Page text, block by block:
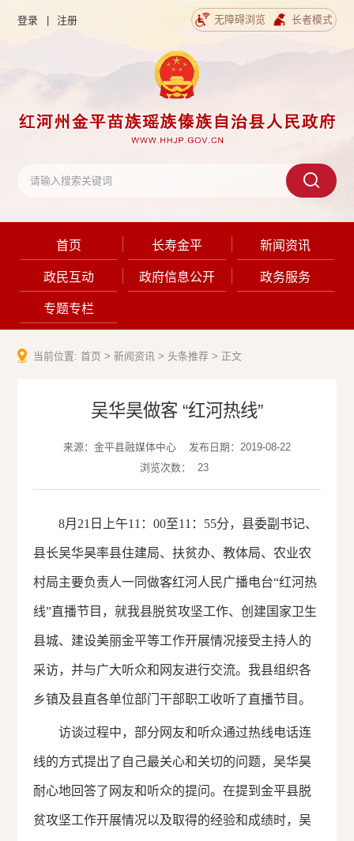
登录 | 注册 无障碍浏览 长者模式
首页 长寿金平 新闻资讯
政民互动 政府信息公开 政务服务
专题专栏
当前位置:首页 >新闻资讯 >头条推荐 > 正文
吴华昊做客 “红河热线”
来源：金平县融媒体中心
发布日期：2019-08-22
浏览次数：
23
8月21日上午11：00至11：55分，县委副书记、
县长吴华昊率县住建局、扶贫办、教体局、农业农
村局主要负责人一同做客红河人民广播电台“红河热
线”直播节目，就我县脱贫攻坚工作、创建国家卫生
县城、建设美丽金平等工作开展情况接受主持人的
采访，并与广大听众和网友进行交流。我县组织各
乡镇及县直各单位部门干部职工收听了直播节目。
访谈过程中，部分网友和听众通过热线电话连
线的方式提出了自己最关心和关切的问题，吴华昊
耐心地回答了网友和听众的提问。在提到金平县脱
贫攻坚工作开展情况以及取得的经验和成绩时，吴